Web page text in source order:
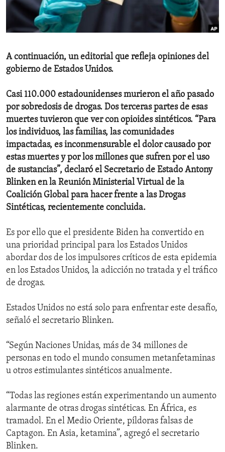
ENVIRONMENT AND HEALTH
IDEALS AND INSTITUTIONS
A continuación, un editorial que refleja opiniones del
gobierno de Estados Unidos.
Casi 110.000 estadounidenses murieron el año pasado
por sobredosis de drogas. Dos terceras partes de esas
muertes tuvieron que ver con opioides sintéticos. “Para
los individuos, las familias, las comunidades
impactadas, es inconmensurable el dolor causado por
estas muertes y por los millones que sufren por el uso
de sustancias”, declaró el Secretario de Estado Antony
Blinken en la Reunión Ministerial Virtual de la
Coalición Global para hacer frente a las Drogas
Sintéticas, recientemente concluida.
Es por ello que el presidente Biden ha convertido en
una prioridad principal para los Estados Unidos
abordar dos de los impulsores críticos de esta epidemia
en los Estados Unidos, la adicción no tratada y el tráfico
de drogas.
Estados Unidos no está solo para enfrentar este desafío,
señaló el secretario Blinken.
“Según Naciones Unidas, más de 34 millones de
personas en todo el mundo consumen metanfetaminas
u otros estimulantes sintéticos anualmente.
“Todas las regiones están experimentando un aumento
alarmante de otras drogas sintéticas. En África, es
tramadol. En el Medio Oriente, píldoras falsas de
Captagon. En Asia, ketamina”, agregó el secretario
Blinken.